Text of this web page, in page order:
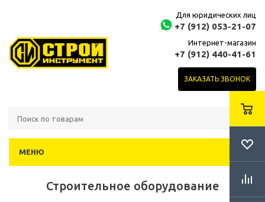
Для юридических лиц
+7 (912) 053-21-07
Интернет-магазин
+7 (912) 440-41-61
ЗАКАЗАТЬ ЗВОНОК
МЕНЮ
Строительное оборудование